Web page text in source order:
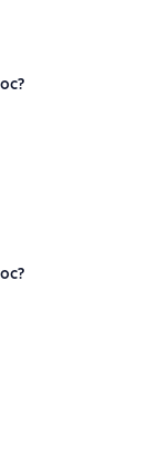
1 оценок
2 оценок